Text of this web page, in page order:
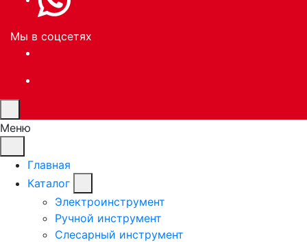
Мы в соцсетях
Меню
Главная
Каталог
Электроинструмент
Ручной инструмент
Слесарный инструмент